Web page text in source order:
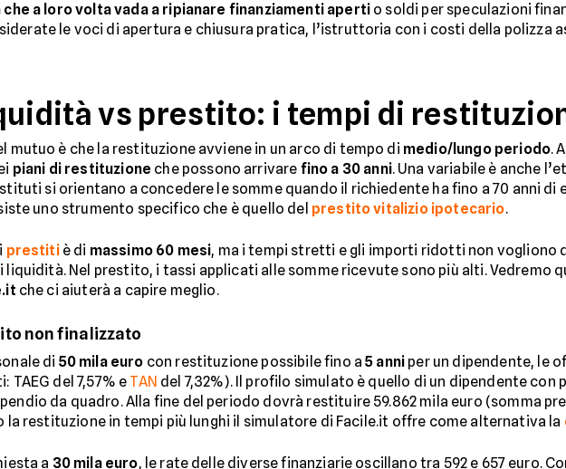
a loro volta vada a ripianare finanziamenti aperti o soldi per speculazioni
le voci di apertura e chiusura pratica, l’istruttoria con i costi della polizza
vs prestito: i tempi di
mutuo è che la restituzione avviene in un arco di tempo di medio/lungo periodo.
piani di restituzione che possono arrivare fino a 30 anni. Una variabile è anche
si orientano a concedere le somme quando il richiedente ha fino a 70 anni di
uno strumento specifico che è quello del prestito vitalizio ipotecario.
prestitiè di massimo 60 mesi, ma i tempi stretti e gli importi ridotti non vogliono
Nel prestito, i tassi applicati alle somme ricevute sono più alti. Vedremo
che ci aiuterà a capire meglio.
non finalizzato
di 50 mila euro con restituzione possibile fino a5 anni per un dipendente, le
TAEG del 7,57% e TAN del 7,32%). Il profilo simulato è quello di un dipendente
da quadro. Alla fine del periodo dovrà restituire 59.862 mila euro (somma
la restituzione in tempi più lunghi il simulatore di Facile.it offre come alternativa la
a 30 mila euro, le rate delle diverse finanziarie oscillano tra 592 e 657 euro.